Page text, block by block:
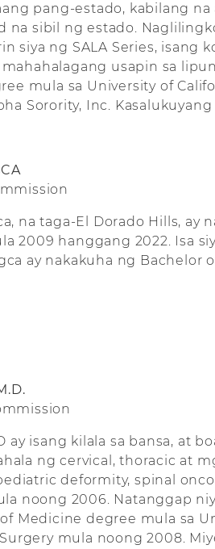
pang-estado, kabilang
sibil ng estado.
siya ng SALA Series,
usapin sa
mula sa University of
Sorority, Inc.
na taga-El Dorado Hills, ay
2009 hanggang 2022. Isa
ay nakakuha ng Bachelor
ay isang kilala sa bansa, at
ng cervical, thoracic at
deformity, spinal
noong 2006. Natanggap
Medicine degree mula sa
mula noong 2008.